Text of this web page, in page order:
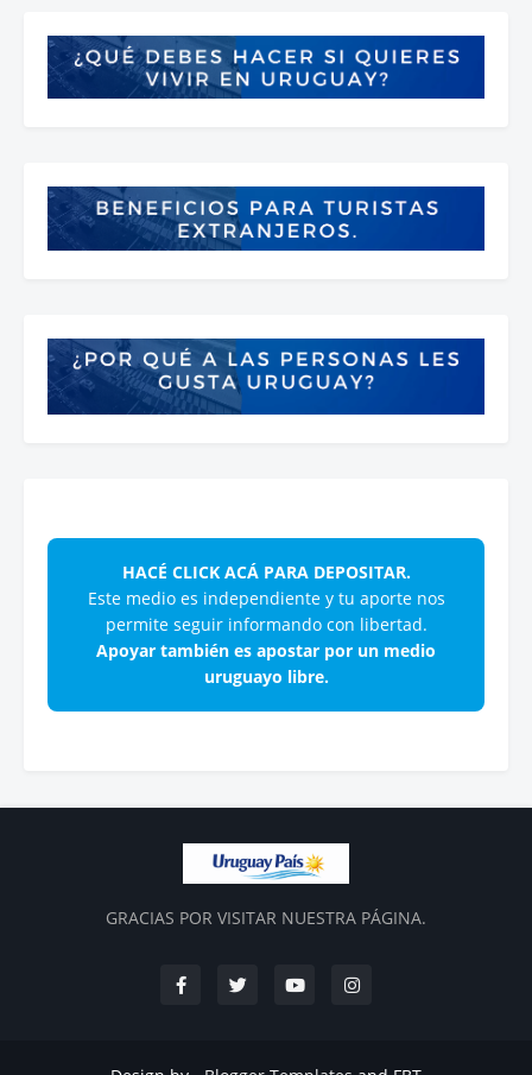
HACÉ CLICK ACÁ PARA DEPOSITAR.
Este medio es independiente y tu aporte nos
permite seguir informando con libertad.
Apoyar también es apostar por un medio
uruguayo libre.
GRACIAS POR VISITAR NUESTRA PÁGINA.